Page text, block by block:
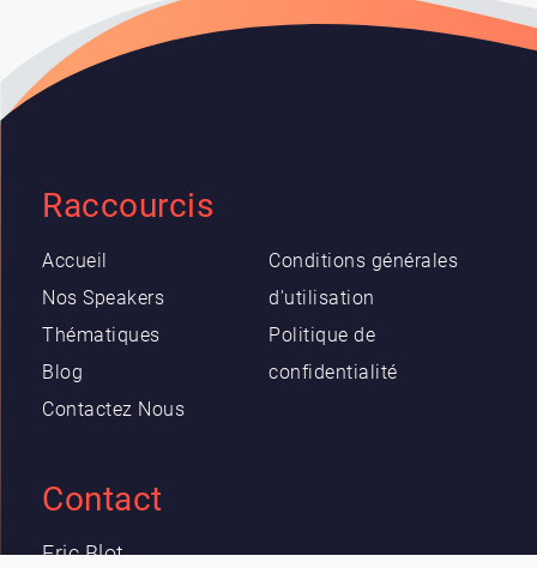
Raccourcis
Accueil
Nos Speakers
Thématiques
Blog
Contactez Nous
Conditions générales
d'utilisation
Politique de
confidentialité
Contact
Eric Blot